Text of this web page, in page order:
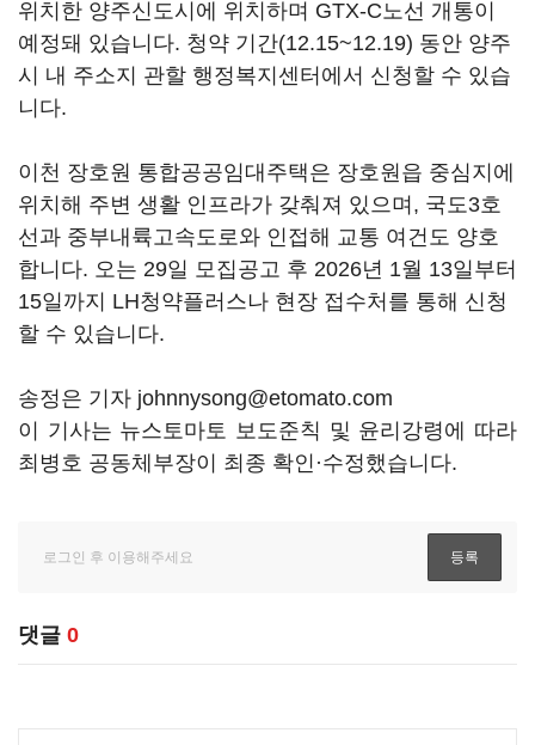
위치한 양주신도시에 위치하며 GTX-C노선 개통이
예정돼 있습니다. 청약 기간(12.15~12.19) 동안 양주
시 내 주소지 관할 행정복지센터에서 신청할 수 있습
니다.
이천 장호원 통합공공임대주택은 장호원읍 중심지에
위치해 주변 생활 인프라가 갖춰져 있으며, 국도3호
선과 중부내륙고속도로와 인접해 교통 여건도 양호
합니다. 오는 29일 모집공고 후 2026년 1월 13일부터
15일까지 LH청약플러스나 현장 접수처를 통해 신청
할 수 있습니다.
송정은 기자 johnnysong@etomato.com
이 기사는 뉴스토마토 보도준칙 및 윤리강령에 따라
최병호 공동체부장이 최종 확인·수정했습니다.
댓글 0